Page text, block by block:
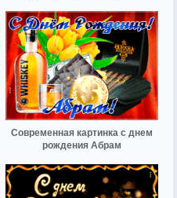
Современная картинка с днем
рождения Абрам